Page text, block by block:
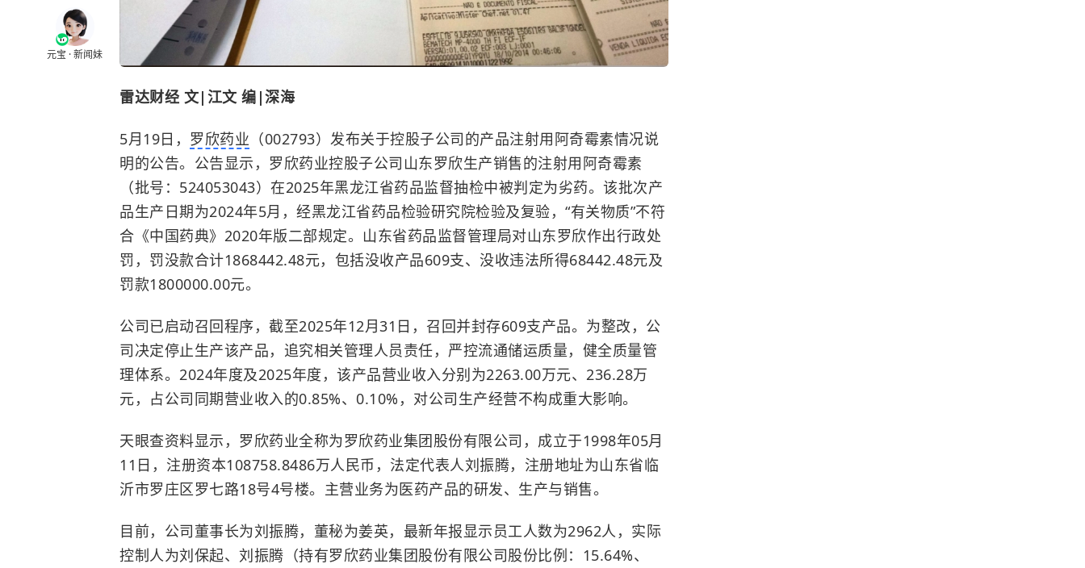
元宝 · 新闻妹
雷达财经 文|江文 编|深海
5月19日， 罗欣药业 （002793）发布关于控股子公司的产品注射用阿奇霉素情况说
明的公告。公告显示，罗欣药业控股子公司山东罗欣生产销售的注射用阿奇霉素
（批号：524053043）在2025年黑龙江省药品监督抽检中被判定为劣药。该批次产
品生产日期为2024年5月，经黑龙江省药品检验研究院检验及复验，“有关物质”不符
合《中国药典》2020年版二部规定。山东省药品监督管理局对山东罗欣作出行政处
罚，罚没款合计1868442.48元，包括没收产品609支、没收违法所得68442.48元及
罚款1800000.00元。
公司已启动召回程序，截至2025年12月31日，召回并封存609支产品。为整改，公
司决定停止生产该产品，追究相关管理人员责任，严控流通储运质量，健全质量管
理体系。2024年度及2025年度，该产品营业收入分别为2263.00万元、236.28万
元，占公司同期营业收入的0.85%、0.10%，对公司生产经营不构成重大影响。
天眼查资料显示，罗欣药业全称为罗欣药业集团股份有限公司，成立于1998年05月
11日，注册资本108758.8486万人民币，法定代表人刘振腾，注册地址为山东省临
沂市罗庄区罗七路18号4号楼。主营业务为医药产品的研发、生产与销售。
目前，公司董事长为刘振腾，董秘为姜英，最新年报显示员工人数为2962人，实际
控制人为刘保起、刘振腾（持有罗欣药业集团股份有限公司股份比例：15.64%、